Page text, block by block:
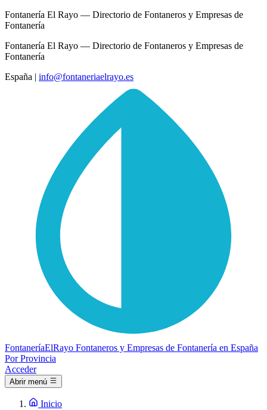
Fontanería El Rayo — Directorio de Fontaneros y Empresas de
Fontanería
Fontanería El Rayo — Directorio de Fontaneros y Empresas de
Fontanería
España | info@fontaneriaelrayo.es
FontaneríaElRayo Fontaneros y Empresas de Fontanería en España
Por Provincia
Acceder
Abrir menú
Inicio